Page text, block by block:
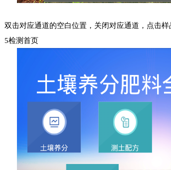
双击对应通道的空白位置，关闭对应通道，点击
5检测首页